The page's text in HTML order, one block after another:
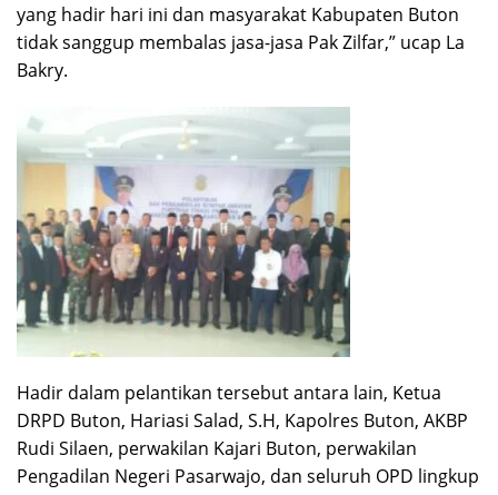
yang hadir hari ini dan masyarakat Kabupaten Buton
tidak sanggup membalas jasa-jasa Pak Zilfar,” ucap La
Bakry.
Hadir dalam pelantikan tersebut antara lain, Ketua
DRPD Buton, Hariasi Salad, S.H, Kapolres Buton, AKBP
Rudi Silaen, perwakilan Kajari Buton, perwakilan
Pengadilan Negeri Pasarwajo, dan seluruh OPD lingkup